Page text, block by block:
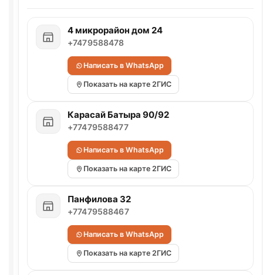
4 микрорайон дом 24
+7479588478
Написать в WhatsApp
Показать на карте 2ГИС
Карасай Батыра 90/92
+77479588477
Написать в WhatsApp
Показать на карте 2ГИС
Панфилова 32
+77479588467
Написать в WhatsApp
Показать на карте 2ГИС